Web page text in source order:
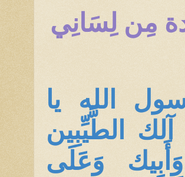
مِن لِسَانِي
الله يا
الطَّيِّبِين
وَعَلَى